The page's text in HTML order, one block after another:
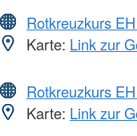
Rotkreuzkurs
Karte: Link zur
Rotkreuzkurs
Karte: Link zur